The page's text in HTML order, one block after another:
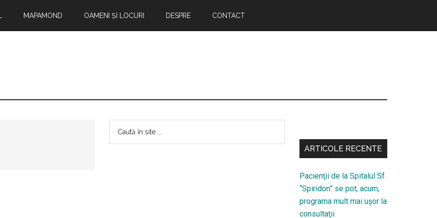
MAPAMOND OAMENI ȘI LOCURI DESPRE CONTACT
Bara
principală
secundara
ARTICOLE RECENTE
Pacienţii de la Spitalul Sf.
“Spiridon” se pot, acum,
programa mult mai uşor la
consultaţii